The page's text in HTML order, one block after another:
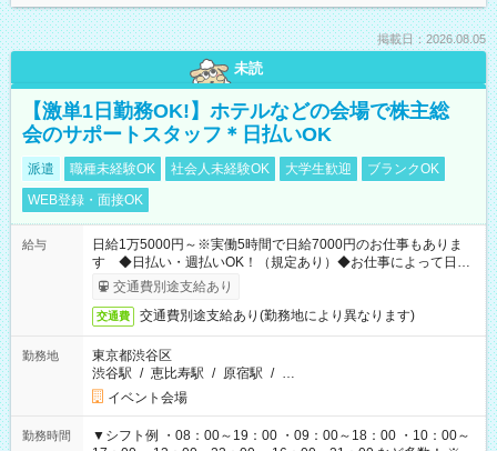
掲載日：2026.08.05
未読
【激単1日勤務OK!】ホテルなどの会場で株主総
会のサポートスタッフ＊日払いOK
派遣 職種未経験OK 社会人未経験OK 大学生歓迎
ブランクOK
WEB登録・面接OK
給与
日給1万5000円～※実働5時間で日給7000円のお仕事もありま
す ◆日払い・週払いOK！（規定あり）◆お仕事によって日給
も異なります
交通費別途支給あり
交通費 交通費別途支給あり(勤務地により異なります)
勤務地
東京都渋谷区
渋谷駅 / 恵比寿駅 / 原宿駅 / …
イベント会場
勤務時間
▼シフト例 ・08：00～19：00 ・09：00～18：00 ・10：00～